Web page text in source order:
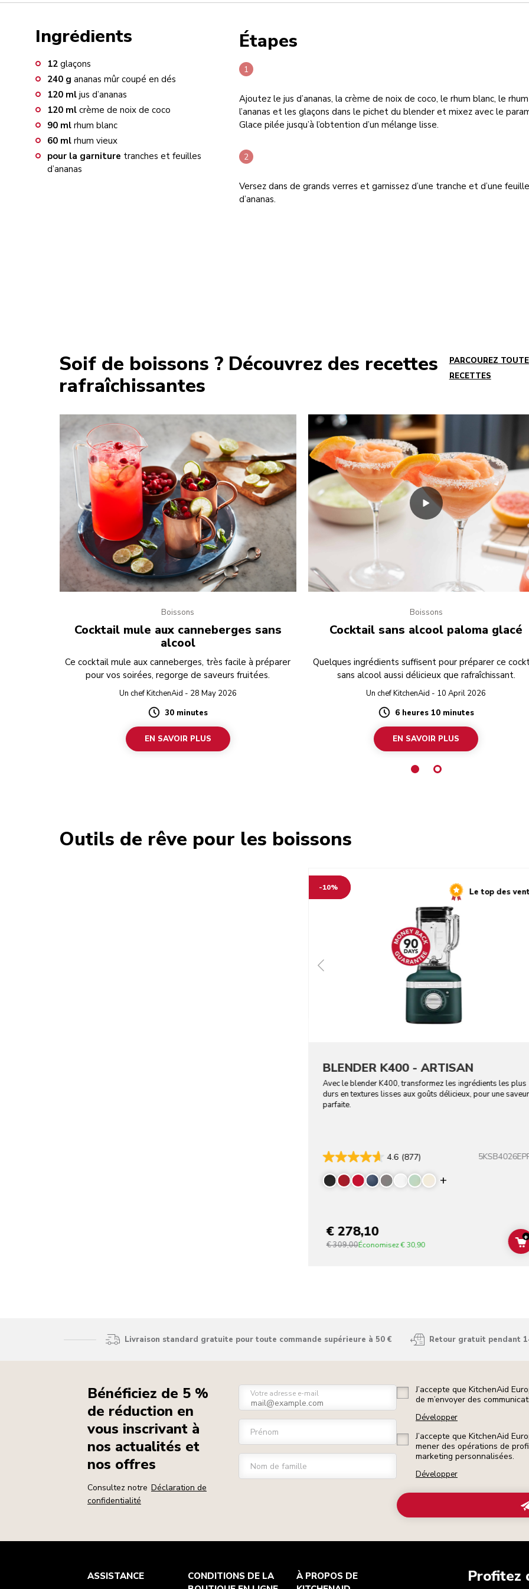
Ingrédients
12 glaçons
240 g ananas mûr coupé en dés
120 ml jus d’ananas
120 ml crème de noix de coco
90 ml rhum blanc
60 ml rhum vieux
pour la garniture tranches et feuilles
d’ananas
Étapes
Ajoutez le jus d’ananas, la crème de noix de coco, le rhum blanc, le
l’ananas et les glaçons dans le pichet du blender et mixez avec le
Glace pilée jusqu’à l’obtention d’un mélange lisse.
Versez dans de grands verres et garnissez d’une tranche et d’une
d’ananas.
Soif de boissons ? Découvrez des recettes
rafraîchissantes
PARCOUREZ
RECETTES
Boissons
Cocktail mule aux canneberges sans
alcool
Ce cocktail mule aux canneberges, très facile à préparer
pour vos soirées, regorge de saveurs fruitées.
Un chef KitchenAid - 28 May 2026
Duration
30 minutes
EN SAVOIR PLUS
Boissons
Cocktail sans alcool paloma glacé
Quelques ingrédients suffisent pour préparer ce
sans alcool aussi délicieux que rafraîchissant.
Un chef KitchenAid - 10 April 2026
Duration
6 heures 10 minutes
EN SAVOIR PLUS
Outils de rêve pour les boissons
-10% Le top des
BLENDER K400 - ARTISAN
Avec le blender K400, transformez les ingrédients les plus
durs en textures lisses aux goûts délicieux, pour une saveur
parfaite.
4.6 (877)
Display more
€ 278,10
€ 309,00Économisez€ 30,90
+
Livraison standard gratuite pour toute commande supérieure à 50 € Retour gratuit pendant
Bénéficiez de 5 %
de réduction en
vous inscrivant à
nos actualités et
nos offres
Consultez notre Déclaration de
confidentialité
Votre adresse e-mail
Prénom
Nom de famille
J’accepte que KitchenAid
de m’envoyer des
Développer
J’accepte que KitchenAid
mener des opérations de
marketing personnalisées.
Développer
Profitez
Health Check
Service après-vente
Conditions générales de vente
Expédition et livraison
La marque
Notre histoire
Trouver une boutique
ASSISTANCE
CONDITIONS DE LA
À PROPOS DE